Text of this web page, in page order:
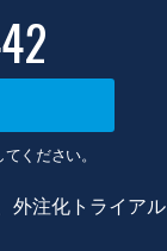
ください。
外注化トライアル